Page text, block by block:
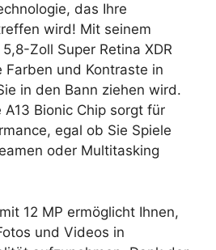
das Ihre
wird! Mit seinem
Zoll Super Retina XDR
Farben und Kontraste in
in den Bann ziehen wird.
Bionic Chip sorgt für
egal ob Sie Spiele
oder Multitasking
12 MP ermöglicht Ihnen,
und Videos in